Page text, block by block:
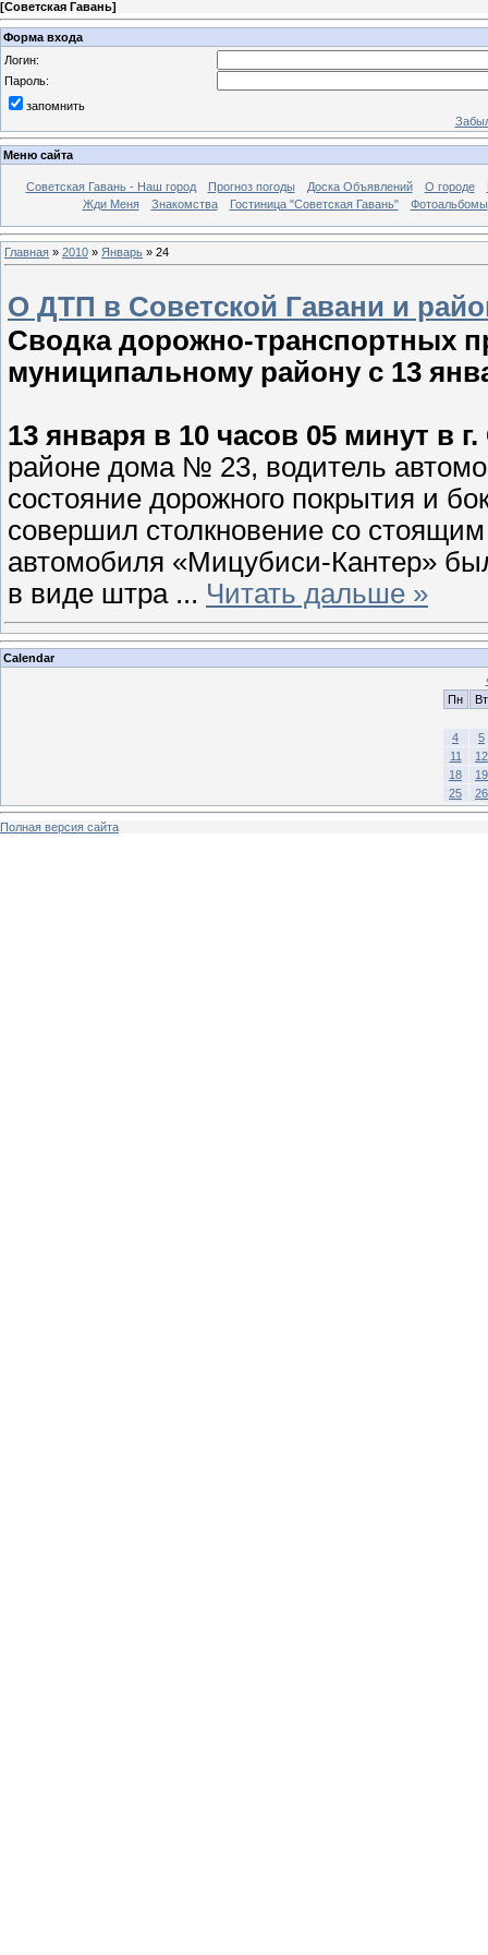
[Советская Гавань]
Форма входа
Логин:
Пароль:
запомнить
Меню сайта
Советская Гавань - Наш город Прогноз погоды Доска Объявлений О городе
Жди Меня
Знакомства Гостиница "Советская Гавань" Фотоальбомы
Главная » 2010 » Январь » 24
О ДТП в Советской Гавани и
Сводка дорожно-транспортных
муниципальному району с 13
13 января в 10 часов 05 минут в
районе дома № 23, водитель
состояние дорожного покрытия и
совершил столкновение со
автомобиля «Мицубиси-Кантер»
в виде штра ... Читать дальше »
Calendar
Пн
Вт
4
5
11
12
18
19
25
26
Полная версия сайта